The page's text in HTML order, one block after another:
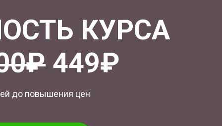
КУРСА
449₽
до повышения цен